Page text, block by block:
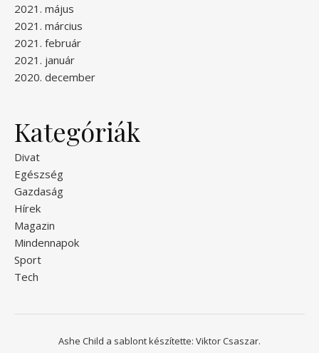
2021. május
2021. március
2021. február
2021. január
2020. december
Kategóriák
Divat
Egészség
Gazdaság
Hírek
Magazin
Mindennapok
Sport
Tech
Ashe Child a sablont készítette: Viktor Csaszar.